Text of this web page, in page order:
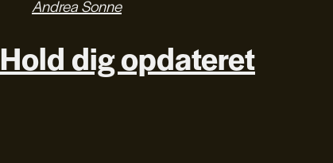
Andrea Sonne
Hold dig opdateret